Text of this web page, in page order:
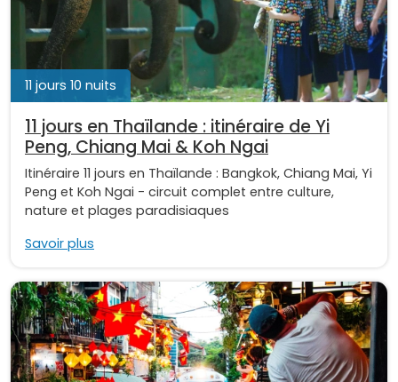
11 jours 10 nuits
11 jours en Thaïlande : itinéraire de Yi
Peng, Chiang Mai & Koh Ngai
Itinéraire 11 jours en Thaïlande : Bangkok, Chiang Mai, Yi
Peng et Koh Ngai - circuit complet entre culture,
nature et plages paradisiaques
Savoir plus